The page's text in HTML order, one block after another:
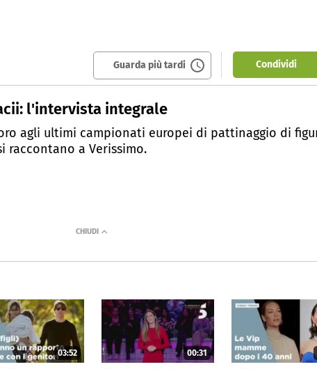
Guarda più tardi Condividi
l'intervista integrale
agli ultimi campionati europei di pattinaggio di
raccontano a Verissimo.
03:52 00:31